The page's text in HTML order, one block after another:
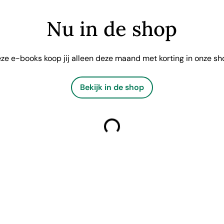
Nu in de shop
e-books koop jij alleen deze maand met korting in onze
Bekijk in de shop
laden